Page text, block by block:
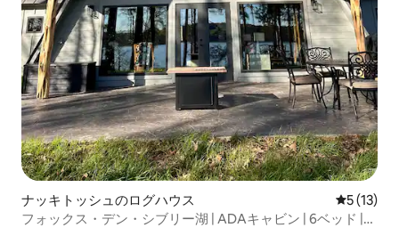
ナッキトッシュのログハウス レビュー
5 (13)
フォックス・デン・シブリー湖 | ADAキャビン | 6ベッド |